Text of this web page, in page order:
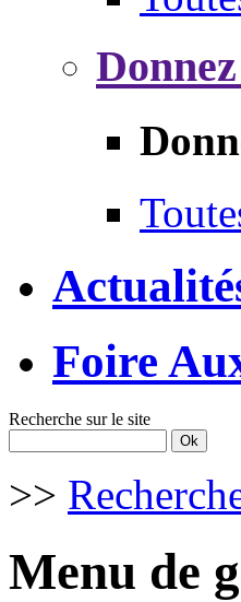
Foire
Recherche sur le site
>>
Menu de